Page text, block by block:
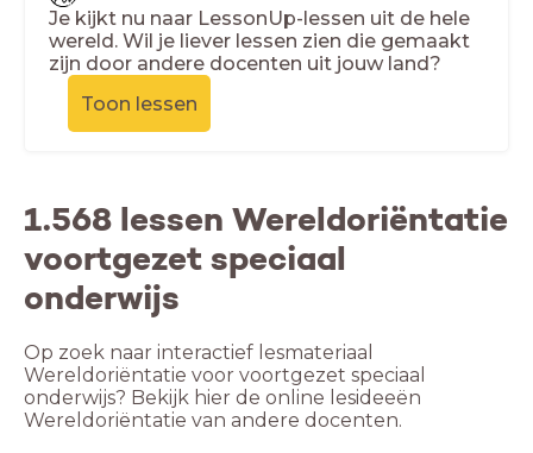
Je kijkt nu naar LessonUp-lessen uit de hele
wereld. Wil je liever lessen zien die gemaakt
zijn door andere docenten uit jouw land?
Toon lessen
1.568 lessen Wereldoriëntatie
voortgezet speciaal
onderwijs
Op zoek naar interactief lesmateriaal
Wereldoriëntatie voor voortgezet speciaal
onderwijs? Bekijk hier de online lesideeën
Wereldoriëntatie van andere docenten.